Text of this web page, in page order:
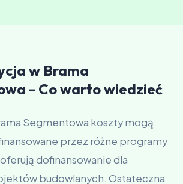
w Brama
- Co warto wiedzieć
Segmentowa koszty mogą
przez różne programy
dofinansowanie dla
budowlanych. Ostateczna